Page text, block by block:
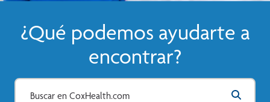
¿Qué podemos ayudarte a
encontrar?